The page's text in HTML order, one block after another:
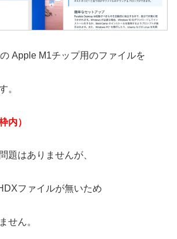
Apple M1チップ用のファイルを
。
内）
題はありませんが、
ファイルが無いため
せん。